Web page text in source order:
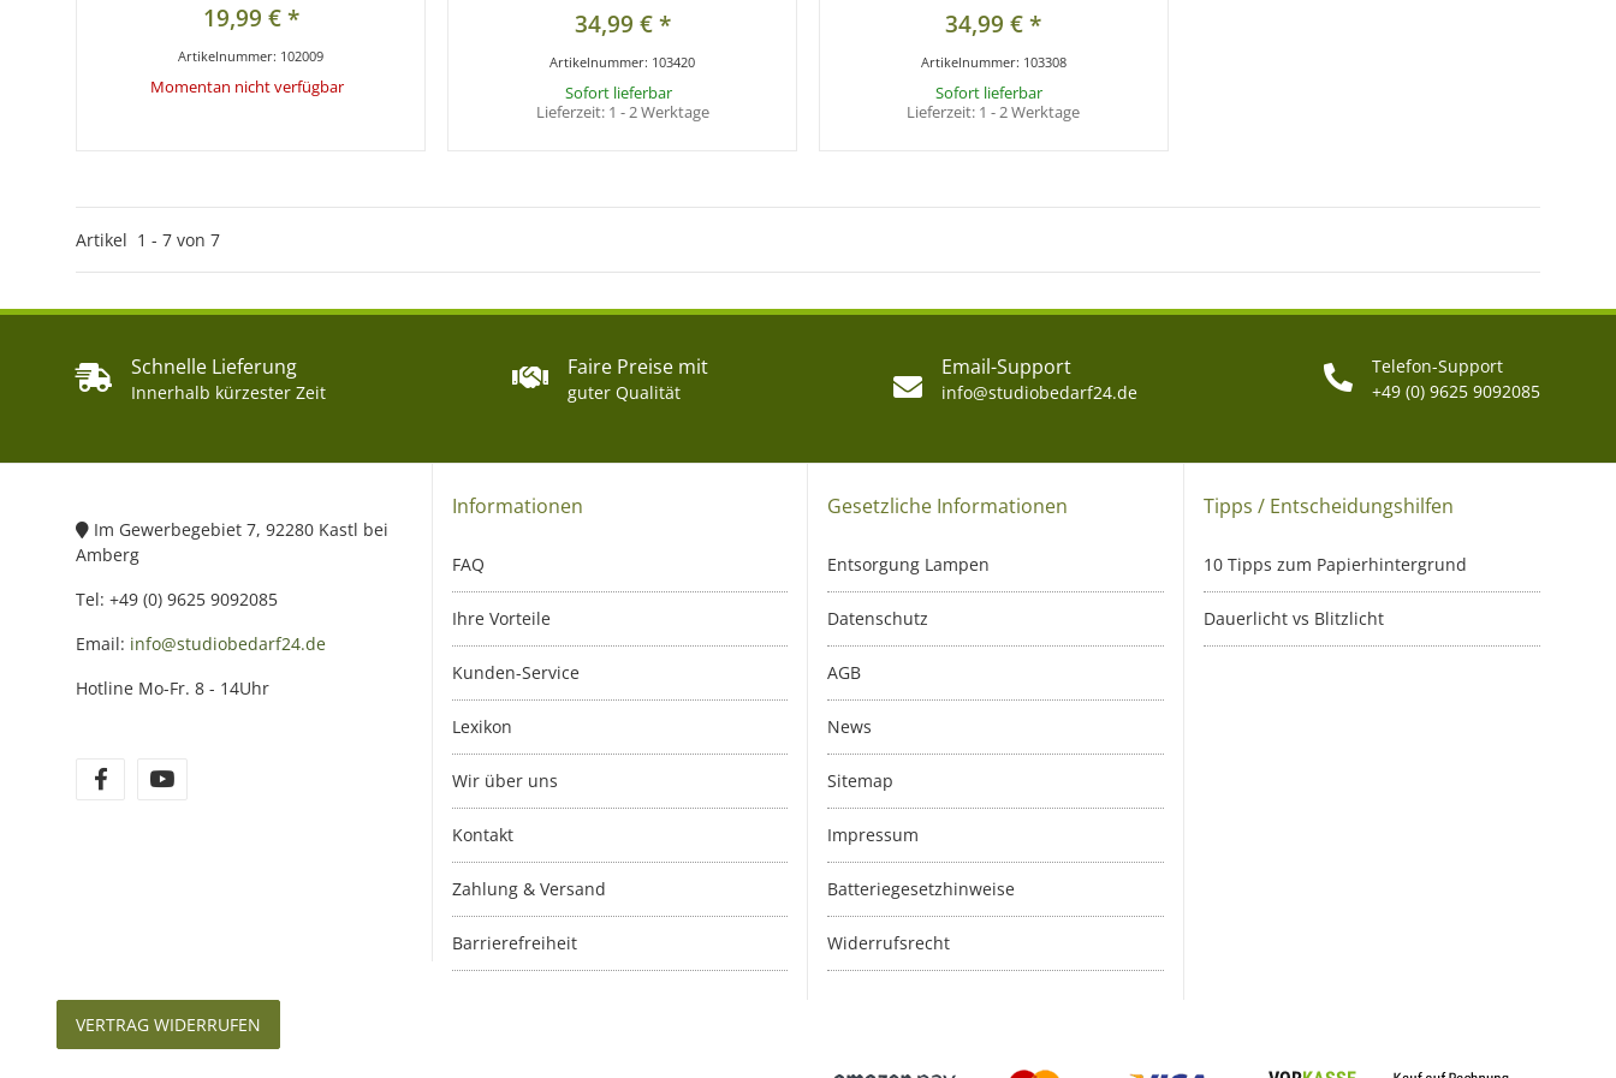
19,99 €*
Artikelnummer: 102009
Momentan nicht verfügbar
34,99 €*
Artikelnummer: 103420
Sofort lieferbar
Lieferzeit: 1 - 2 Werktage
34,99 €*
Artikelnummer: 103308
Sofort lieferbar
Lieferzeit: 1 - 2 Werktage
Artikel 1 - 7 von 7
Schnelle Lieferung
Innerhalb kürzester Zeit
Faire Preise mit
guter Qualität
Email-Support
info@studiobedarf24.de
Telefon-Support
+49 (0) 9625 9092085
Im Gewerbegebiet 7, 92280 Kastl bei
Amberg
Tel: +49 (0) 9625 9092085
Email: info@studiobedarf24.de
Hotline Mo-Fr. 8 - 14Uhr
Informationen
FAQ
Ihre Vorteile
Kunden-Service
Lexikon
Wir über uns
Kontakt
Zahlung & Versand
Barrierefreiheit
Gesetzliche Informationen
Entsorgung Lampen
Datenschutz
AGB
News
Sitemap
Impressum
Batteriegesetzhinweise
Widerrufsrecht
Tipps / Entscheidungshilfen
10 Tipps zum Papierhintergrund
Dauerlicht vs Blitzlicht
VERTRAG WIDERRUFEN